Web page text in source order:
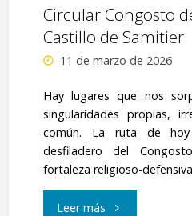
Circular Congosto
Castillo de Samitier
11 de marzo de 2026
Hay lugares que nos
singularidades propias,
común. La ruta de
desfiladero del
fortaleza religioso-
Leer más"Circular